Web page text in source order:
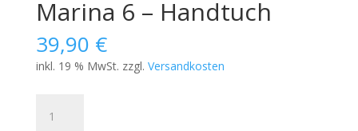
Marina 6 – Handtuch
39,90 €
inkl. 19 % MwSt. zzgl. Versandkosten